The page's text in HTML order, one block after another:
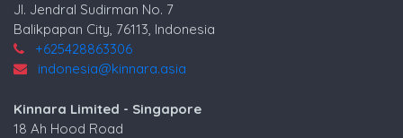
Jl. Jendral Sudirman No. 7
Balikpapan City, 76113, Indonesia
+625428863306
indonesia@kinnara.asia
Kinnara Limited - Singapore
18 Ah Hood Road